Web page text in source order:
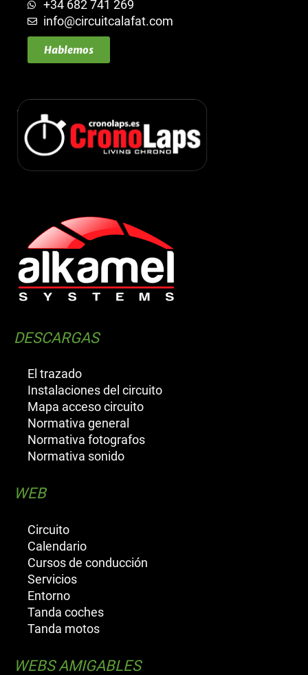
+34 682 741 269
info@circuitcalafat.com
Hablemos
DESCARGAS
El trazado
Instalaciones del circuito
Mapa acceso circuito
Normativa general
Normativa fotografos
Normativa sonido
WEB
Circuito
Calendario
Cursos de conducción
Servicios
Entorno
Tanda coches
Tanda motos
WEBS AMIGABLES